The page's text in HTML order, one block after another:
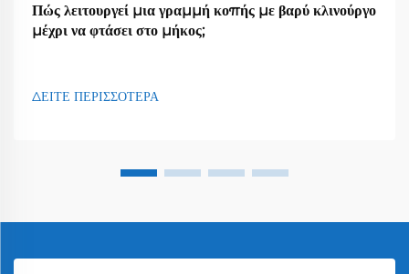
Πώς λειτουργεί μια γραμμή κοπής με βαρύ κλινούργο
μέχρι να φτάσει στο μήκος;
ΔΕΙΤΕ ΠΕΡΙΣΣΟΤΕΡΑ